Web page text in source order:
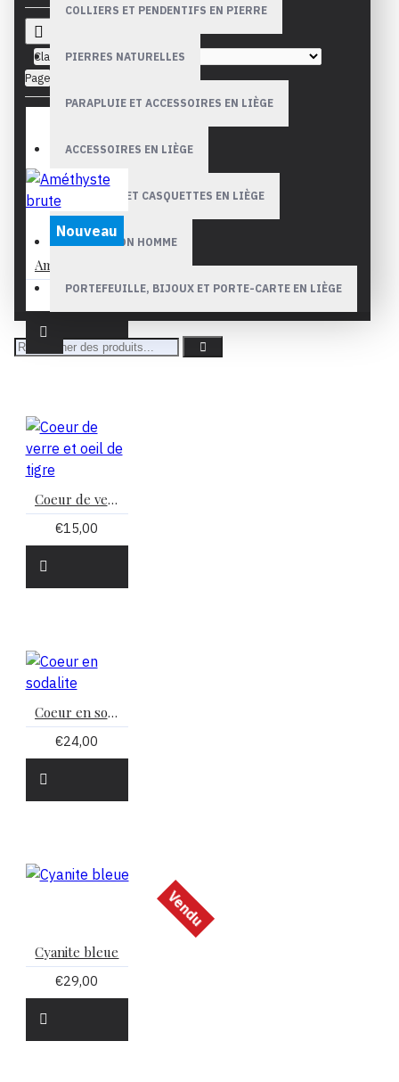
COLLIERS ET PENDENTIFS EN PIERRE
PIERRES NATURELLES
PARAPLUIE ET ACCESSOIRES EN LIÈGE
ACCESSOIRES EN LIÈGE
CHAPEAUX ET CASQUETTES EN LIÈGE
COLLECTION HOMME
PORTEFEUILLE, BIJOUX ET PORTE-CARTE EN LIÈGE
Classement
Page
Nouveau
€37,00
Coeur de verre et oeil de tigre
€15,00
Coeur en sodalite
€24,00
Vendu
Cyanite bleue
€29,00